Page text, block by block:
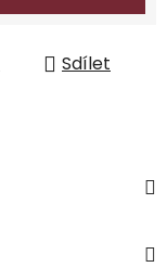
Sdílet